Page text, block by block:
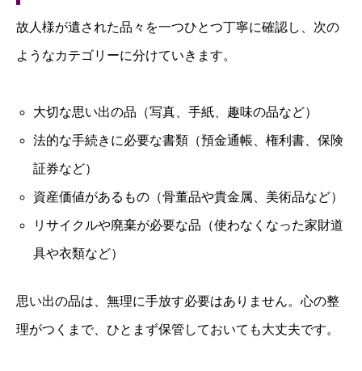
故人様が遺された品々を一つひとつ丁寧に確認し、次の
ようなカテゴリーに分けていきます。
大切な思い出の品（写真、手紙、趣味の品など）
法的な手続きに必要な書類（預金通帳、権利書、保険
証券など）
資産価値があるもの（骨董品や貴金属、美術品など）
リサイクルや廃棄が必要な品（使わなくなった家財道
具や衣類など）
思い出の品は、無理に手放す必要はありません。心の整
理がつくまで、ひとまず保管しておいても大丈夫です。